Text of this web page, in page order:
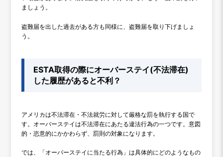
ましょう。
盗難届を出した過去がある方も同様に、盗難届を取り下げましょ
う。
ESTA取得の際にオーバーステイ(不法滞在)
した履歴があると不利？
アメリカは不法滞在・不法就労に対して厳格な罰を執行する国で
す。オーバーステイは不法滞在にあたる違法行為の一つです。意図
的・恣意的にかかわらず、罰則の対象になります。
では、「オーバーステイに当たる行為」は具体的にどのようなもの